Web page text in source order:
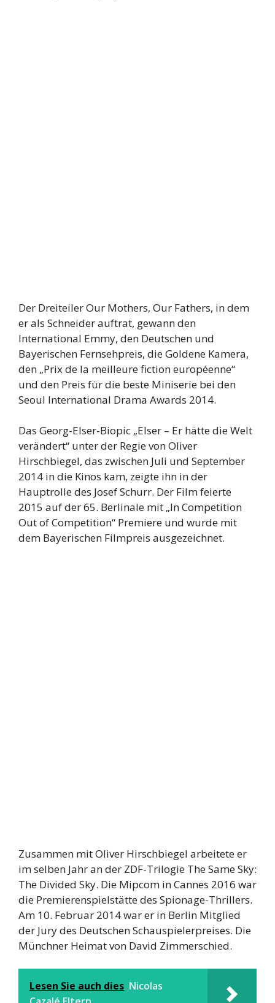
Der Dreiteiler Our Mothers, Our Fathers, in dem
er als Schneider auftrat, gewann den
International Emmy, den Deutschen und
Bayerischen Fernsehpreis, die Goldene Kamera,
den „Prix de la meilleure fiction européenne“
und den Preis für die beste Miniserie bei den
Seoul International Drama Awards 2014.
Das Georg-Elser-Biopic „Elser – Er hätte die Welt
verändert“ unter der Regie von Oliver
Hirschbiegel, das zwischen Juli und September
2014 in die Kinos kam, zeigte ihn in der
Hauptrolle des Josef Schurr. Der Film feierte
2015 auf der 65. Berlinale mit „In Competition
Out of Competition“ Premiere und wurde mit
dem Bayerischen Filmpreis ausgezeichnet.
Zusammen mit Oliver Hirschbiegel arbeitete er
im selben Jahr an der ZDF-Trilogie The Same Sky:
The Divided Sky. Die Mipcom in Cannes 2016 war
die Premierenspielstätte des Spionage-Thrillers.
Am 10. Februar 2014 war er in Berlin Mitglied
der Jury des Deutschen Schauspielerpreises. Die
Münchner Heimat von David Zimmerschied.
Lesen Sie auch dies Nicolas